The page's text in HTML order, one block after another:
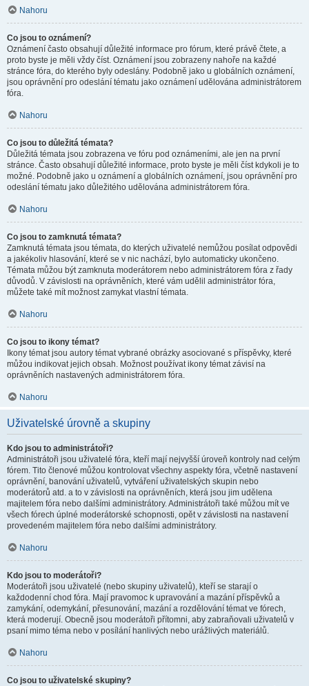
Nahoru
Co jsou to oznámení?
Oznámení často obsahují důležité informace pro fórum, které právě čtete, a
proto byste je měli vždy číst. Oznámení jsou zobrazeny nahoře na každé
stránce fóra, do kterého byly odeslány. Podobně jako u globálních oznámení,
jsou oprávnění pro odeslání tématu jako oznámení udělována administrátorem
fóra.
Nahoru
Co jsou to důležitá témata?
Důležitá témata jsou zobrazena ve fóru pod oznámeními, ale jen na první
stránce. Často obsahují důležité informace, proto byste je měli číst kdykoli je to
možné. Podobně jako u oznámení a globálních oznámení, jsou oprávnění pro
odeslání tématu jako důležitého udělována administrátorem fóra.
Nahoru
Co jsou to zamknutá témata?
Zamknutá témata jsou témata, do kterých uživatelé nemůžou posílat odpovědi
a jakékoliv hlasování, které se v nic nachází, bylo automaticky ukončeno.
Témata můžou být zamknuta moderátorem nebo administrátorem fóra z řady
důvodů. V závislosti na oprávněních, které vám udělil administrátor fóra,
můžete také mít možnost zamykat vlastní témata.
Nahoru
Co jsou to ikony témat?
Ikony témat jsou autory témat vybrané obrázky asociované s příspěvky, které
můžou indikovat jejich obsah. Možnost používat ikony témat závisí na
oprávněních nastavených administrátorem fóra.
Nahoru
Uživatelské úrovně a skupiny
Kdo jsou to administrátoři?
Administrátoři jsou uživatelé fóra, kteří mají nejvyšší úroveň kontroly nad celým
fórem. Tito členové můžou kontrolovat všechny aspekty fóra, včetně nastavení
oprávnění, banování uživatelů, vytváření uživatelských skupin nebo
moderátorů atd. a to v závislosti na oprávněních, která jsou jim udělena
majitelem fóra nebo dalšími administrátory. Administrátoři také můžou mít ve
všech fórech úplné moderátorské schopnosti, opět v závislosti na nastavení
provedeném majitelem fóra nebo dalšími administrátory.
Nahoru
Kdo jsou to moderátoři?
Moderátoři jsou uživatelé (nebo skupiny uživatelů), kteří se starají o
každodenní chod fóra. Mají pravomoc k upravování a mazání příspěvků a
zamykání, odemykání, přesunování, mazání a rozdělování témat ve fórech,
která moderují. Obecně jsou moderátoři přítomni, aby zabraňovali uživatelů v
psaní mimo téma nebo v posílání hanlivých nebo urážlivých materiálů.
Nahoru
Co jsou to uživatelské skupiny?